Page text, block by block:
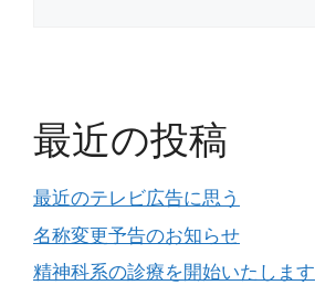
最近の投稿
最近のテレビ広告に思う
名称変更予告のお知らせ
精神科系の診療を開始いたします